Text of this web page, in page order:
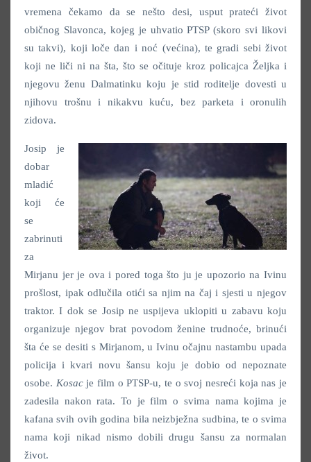
vremena čekamo da se nešto desi, usput prateći život
običnog Slavonca, kojeg je uhvatio PTSP (skoro svi likovi
su takvi), koji loče dan i noć (većina), te gradi sebi život
koji ne liči ni na šta, što se očituje kroz policajca Željka i
njegovu ženu Dalmatinku koju je stid roditelje dovesti u
njihovu trošnu i nikakvu kuću, bez parketa i oronulih
zidova.
Josip je
dobar
mladić
koji će
se
zabrinuti
za
Mirjanu jer je ova i pored toga što ju je upozorio na Ivinu
prošlost, ipak odlučila otići sa njim na čaj i sjesti u njegov
traktor. I dok se Josip ne uspijeva uklopiti u zabavu koju
organizuje njegov brat povodom ženine trudnoće, brinući
šta će se desiti s Mirjanom, u Ivinu očajnu nastambu upada
policija i kvari novu šansu koju je dobio od nepoznate
osobe. Kosacje film o PTSP-u, te o svoj nesreći koja nas je
zadesila nakon rata. To je film o svima nama kojima je
kafana svih ovih godina bila neizbježna sudbina, te o svima
nama koji nikad nismo dobili drugu šansu za normalan
život.